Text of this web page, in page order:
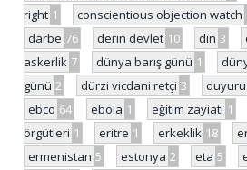
right 1 conscientious objection watch
darbe 76 derin devlet 10 din 3
askerlik 7 dünya barış günü 1
günü 2 dürzi vicdani retçi 3 duyuru
ebco 64 ebola 1 eğitim zayiatı 1
örgütleri 1 eritre 1 erkeklik 18
ermenistan 5 estonya 2 eta 5